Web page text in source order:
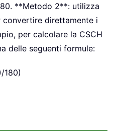
**Metodo 2**: utilizza
convertire direttamente i
per calcolare la CSCH
delle seguenti formule:
180)